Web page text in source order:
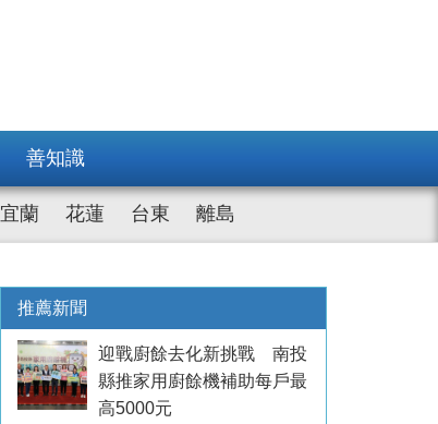
善知識
宜蘭 花蓮 台東 離島
推薦新聞
迎戰廚餘去化新挑戰 南投
縣推家用廚餘機補助每戶最
高5000元